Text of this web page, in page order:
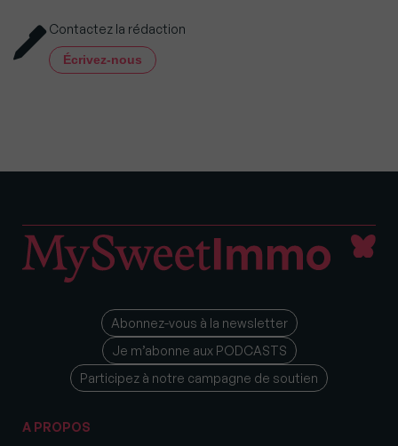
Contactez la rédaction
Écrivez-nous
Abonnez-vous à la newsletter
Je m’abonne aux PODCASTS
Participez à notre campagne de soutien
A PROPOS